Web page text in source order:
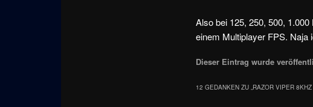
Also bei 125, 250, 500,
einem Multiplayer FPS. Naja
Dieser Eintrag wurde
12 GEDANKEN ZU „RAZOR VIPER